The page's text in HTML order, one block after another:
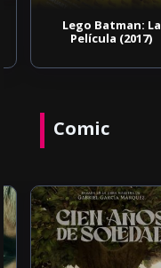
Lego Batman: La
Película (2017)
Comic